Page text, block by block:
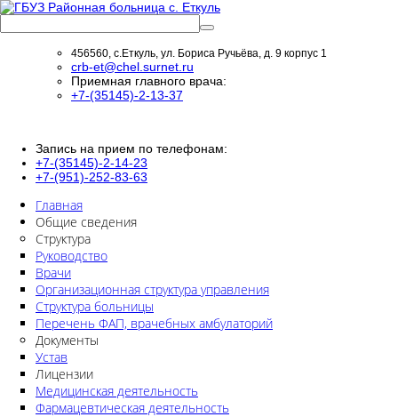
456560, с.Еткуль, ул. Бориса Ручьёва, д. 9 корпус 1
crb-et@chel.surnet.ru
Приемная главного врача:
+7-(35145)-2-13-37
Запись на прием по телефонам:
+7-(35145)-2-14-23
+7-(951)-252-83-63
Главная
Общие сведения
Структура
Руководство
Врачи
Организационная структура управления
Структура больницы
Перечень ФАП, врачебных амбулаторий
Документы
Устав
Лицензии
Медицинская деятельность
Фармацевтическая деятельность